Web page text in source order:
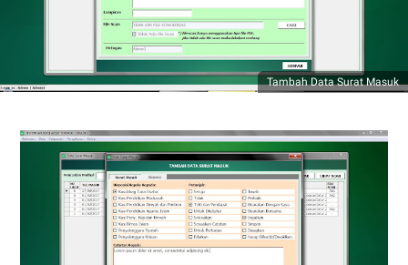
Tambah Data Surat Masuk